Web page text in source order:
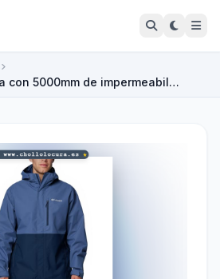
con 5000mm de impermeabil…